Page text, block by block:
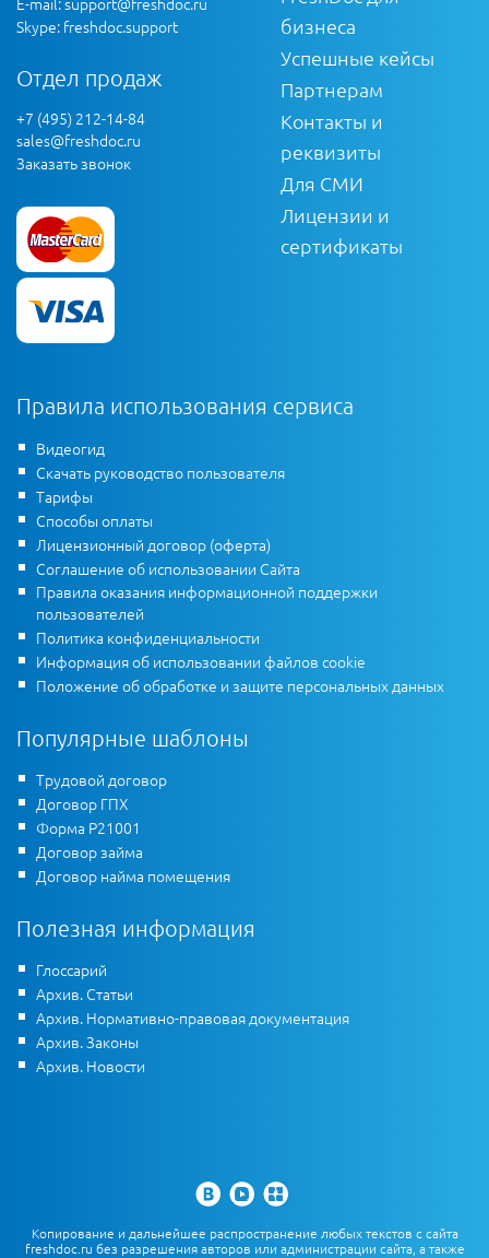
Skype: freshdoc.support
Отдел продаж
+7 (495) 212-14-84
sales@freshdoc.ru
Заказать звонок
бизнеса
Успешные кейсы
Партнерам
Контакты и
реквизиты
Для СМИ
Лицензии и
сертификаты
Правила использования сервиса
Видеогид
Скачать руководство пользователя
Тарифы
Способы оплаты
Лицензионный договор (оферта)
Соглашение об использовании Сайта
Правила оказания информационной поддержки
пользователей
Политика конфиденциальности
Информация об использовании файлов cookie
Положение об обработке и защите персональных данных
Популярные шаблоны
Трудовой договор
Договор ГПХ
Форма Р21001
Договор займа
Договор найма помещения
Полезная информация
Глоссарий
Архив. Статьи
Архив. Нормативно-правовая документация
Архив. Законы
Архив. Новости
Копирование и дальнейшее распространение любых текстов с сайта
freshdoc.ru без разрешения авторов или администрации сайта, а также